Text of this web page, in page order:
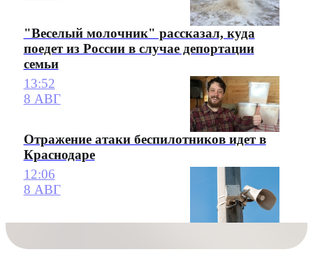
"Веселый молочник" рассказал, куда
поедет из России в случае депортации
семьи
13:52
8 АВГ
Отражение атаки беспилотников идет в
Краснодаре
12:06
8 АВГ